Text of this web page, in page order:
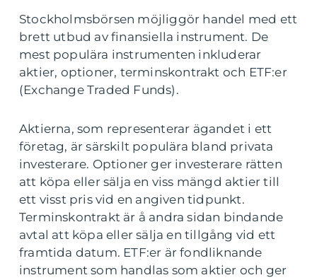
Stockholmsbörsen möjliggör handel med ett
brett utbud av finansiella instrument. De
mest populära instrumenten inkluderar
aktier, optioner, terminskontrakt och ETF:er
(Exchange Traded Funds).
Aktierna, som representerar ägandet i ett
företag, är särskilt populära bland privata
investerare. Optioner ger investerare rätten
att köpa eller sälja en viss mängd aktier till
ett visst pris vid en angiven tidpunkt.
Terminskontrakt är å andra sidan bindande
avtal att köpa eller sälja en tillgång vid ett
framtida datum. ETF:er är fondliknande
instrument som handlas som aktier och ger